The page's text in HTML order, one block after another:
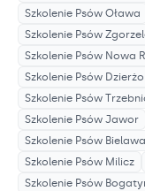
Szkolenie Psów Oława
Szkolenie Psów
Szkolenie Psów Nowa
Szkolenie Psów
Szkolenie Psów
Szkolenie Psów Jawor
Szkolenie Psów Bielawa
Szkolenie Psów Milicz
Szkolenie Psów